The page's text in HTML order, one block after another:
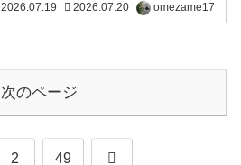
2026.07.19 2026.07.20 omezame17
次のページ
2 49 次